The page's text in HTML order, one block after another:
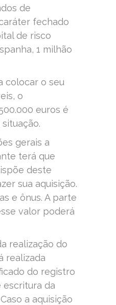
de
fechado
de risco
1 milhão
colocar o seu
o
euros é
gerais a
terá que
deste
sua aquisição.
e ônus. A parte
valor poderá
realização do
realizada
do registro
escritura da
a aquisição